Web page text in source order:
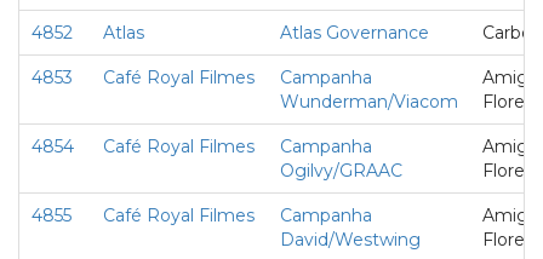
4852 Atlas Atlas Governance
4853 Café Royal Filmes
Campanha
Wunderman/Viacom
Amigo
4854 Café Royal Filmes
Campanha
Ogilvy/GRAAC
Amigo
4855 Café Royal Filmes
Campanha
David/Westwing
Amigo